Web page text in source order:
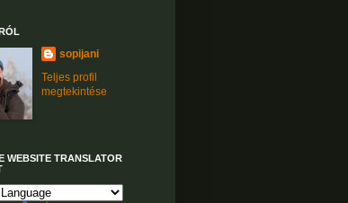
sopijani
Teljes profil
megtekintése
WEBSITE TRANSLATOR